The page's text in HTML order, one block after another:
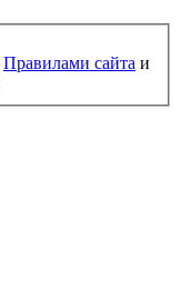
Правилами сайта и